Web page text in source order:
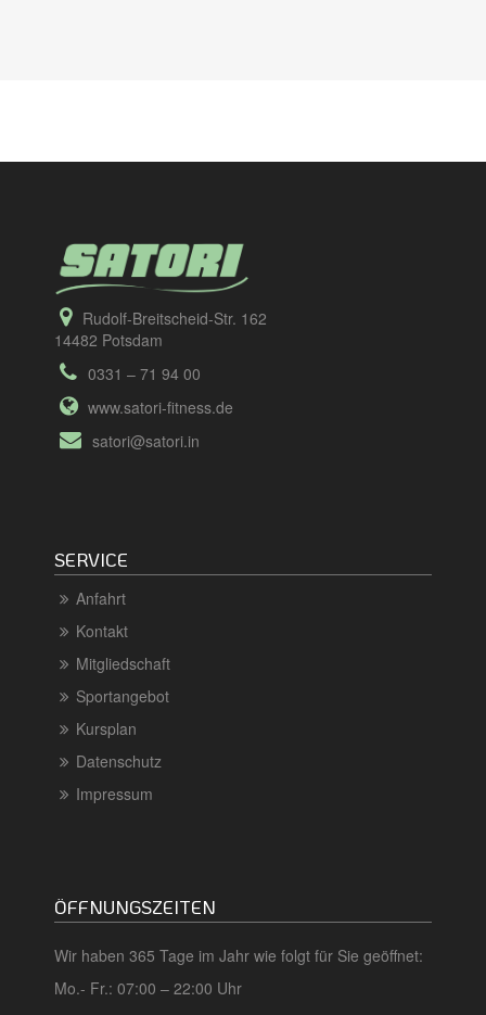
Rudolf-Breitscheid-Str. 162
14482 Potsdam
0331 – 71 94 00
www.satori-fitness.de
satori@satori.in
SERVICE
Anfahrt
Kontakt
Mitgliedschaft
Sportangebot
Kursplan
Datenschutz
Impressum
ÖFFNUNGSZEITEN
Wir haben 365 Tage im Jahr wie folgt für Sie geöffnet:
Mo.- Fr.: 07:00 – 22:00 Uhr